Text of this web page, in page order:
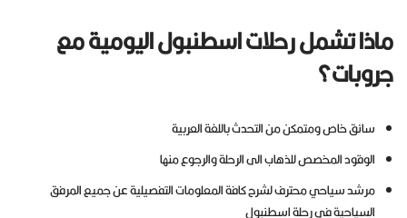
ماذا تشمل رحلات اسطنبول اليومية مع
جروبات؟
سائق خاص ومتمكن من التحدث باللغة العربية
الوقود المخصص للذهاب الى الرحلة والرجوع منها
مرشد سياحي محترف لشرح كافة المعلومات التفصيلية عن جميع المرفق
السياحية في رحلة اسطنبول